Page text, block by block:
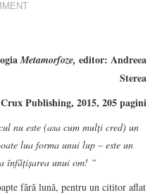
Metamorfoze, editor: Andreea
Sterea
Crux Publishing, 2015, 205 pagini
nu este (asa cum mulți cred) un
lua forma unui lup – este un
înfățișarea unui om! “
fără lună, pentru un cititor aflat